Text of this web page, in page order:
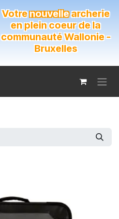
Votrenouvellearcherie
en plein coeur de la
communauté Wallonie -
Bruxelles